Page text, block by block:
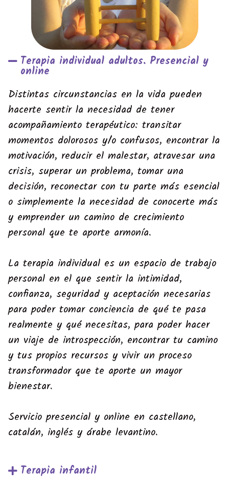
Terapia individual adultos. Presencial y
online
Distintas circunstancias en la vida pueden
hacerte sentir la necesidad de tener
acompañamiento terapéutico: transitar
momentos dolorosos y/o confusos, encontrar la
motivación, reducir el malestar, atravesar una
crisis, superar un problema, tomar una
decisión, reconectar con tu parte más esencial
o simplemente la necesidad de conocerte más
y emprender un camino de crecimiento
personal que te aporte armonía.
La terapia individual es un espacio de trabajo
personal en el que sentir la intimidad,
confianza, seguridad y aceptación necesarias
para poder tomar conciencia de qué te pasa
realmente y qué necesitas, para poder hacer
un viaje de introspección, encontrar tu camino
y tus propios recursos y vivir un proceso
transformador que te aporte un mayor
bienestar.
Servicio presencial y online en castellano,
catalán, inglés y árabe levantino.
Terapia infantil